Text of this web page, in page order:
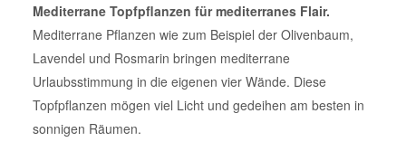
Mediterrane Topfpflanzen für mediterranes Flair.
Mediterrane Pflanzen wie zum Beispiel der Olivenbaum,
Lavendel und Rosmarin bringen mediterrane
Urlaubsstimmung in die eigenen vier Wände. Diese
Topfpflanzen mögen viel Licht und gedeihen am besten in
sonnigen Räumen.